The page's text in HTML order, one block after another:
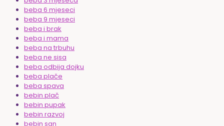
beba 6 mjeseci
beba 9 mjeseci
beba i brak
beba i mama
beba na trbuhu
beba ne sisa
beba odbija dojku
beba plače
beba spava
bebin plač
bebin pupak
bebin razvoj
bebin san